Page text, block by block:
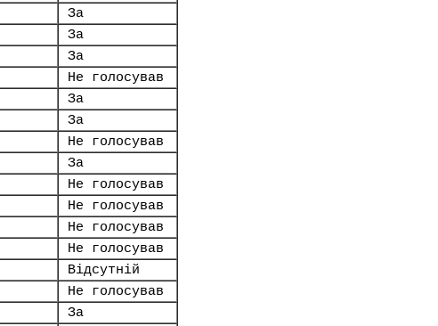
За
За
За
Не голосував
За
За
Не голосував
За
Не голосував
Не голосував
Не голосував
Не голосував
Відсутній
Не голосував
За